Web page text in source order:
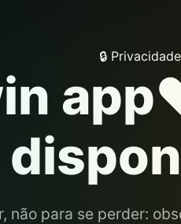
🔒 Privacidade
não para se perder: